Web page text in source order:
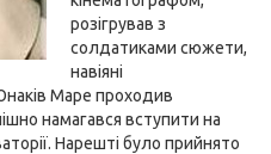
розігрував з
солдатиками сюжети,
навіяні
Маре проходив
намагався вступити на
Нарешті було прийнято